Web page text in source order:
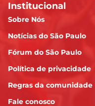
Institucional
Sobre Nós
Notícias do São Paulo
Fórum do São Paulo
Política de privacidade
Regras da comunidade
Fale conosco